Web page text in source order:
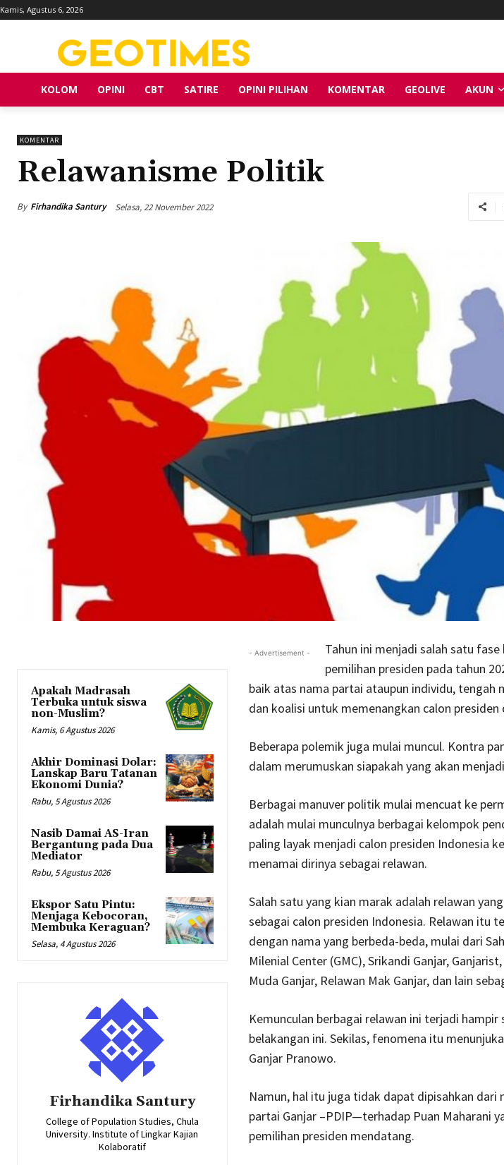
Kamis, Agustus 6, 2026
KOLOM OPINI CBT SATIRE OPINI PILIHAN KOMENTAR GEOLIVE AKUN
KOMENTAR
Relawanisme Politik
By Firhandika Santury Selasa, 22 November 2022
Apakah Madrasah
Terbuka untuk siswa
non-Muslim?
Kamis, 6 Agustus 2026
Akhir Dominasi Dolar:
Lanskap Baru Tatanan
Ekonomi Dunia?
Rabu, 5 Agustus 2026
Nasib Damai AS-Iran
Bergantung pada Dua
Mediator
Rabu, 5 Agustus 2026
Ekspor Satu Pintu:
Menjaga Kebocoran,
Membuka Keraguan?
Selasa, 4 Agustus 2026
Firhandika Santury
College of Population Studies, Chula
University. Institute of Lingkar Kajian
Kolaboratif
- Advertisement -
Tahun ini menjadi salah satu
pemilihan presiden pada tahun
baik atas nama partai ataupun individu, tengah
dan koalisi untuk memenangkan calon
Beberapa polemik juga mulai muncul. Kontra
dalam merumuskan siapakah yang akan
Berbagai manuver politik mulai mencuat ke
adalah mulai munculnya berbagai kelompok
paling layak menjadi calon presiden Indonesia
menamai dirinya sebagai relawan.
Salah satu yang kian marak adalah relawan
sebagai calon presiden Indonesia. Relawan itu
dengan nama yang berbeda-beda, mulai dari
Milenial Center (GMC), Srikandi Ganjar,
Muda Ganjar, Relawan Mak Ganjar, dan lain
Kemunculan berbagai relawan ini terjadi
belakangan ini. Sekilas, fenomena itu
Ganjar Pranowo.
Namun, hal itu juga tidak dapat dipisahkan dari
partai Ganjar –PDIP—terhadap Puan Maharani
pemilihan presiden mendatang.